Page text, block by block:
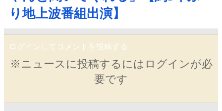
り地上波番組出演】
ログインしてコメントを投稿する
※ニュースに投稿するにはログインが必
要です